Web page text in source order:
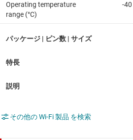
Operating temperature
range (°C)
-
その他の Wi-Fi 製品 を検索